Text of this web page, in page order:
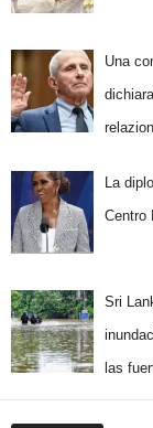
Una
La
Centro
Sri
las